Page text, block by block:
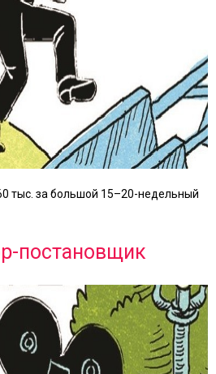
тыс. за большой 15–20-недельный
постановщик